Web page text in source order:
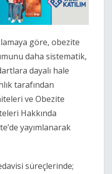
göre, obezite
daha sistematik,
dayalı hale
tarafından
ve Obezite
Hakkında
yayımlanarak
süreçlerinde;